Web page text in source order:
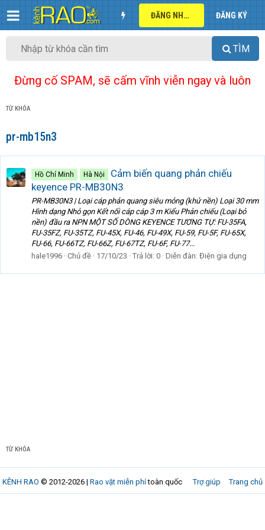
ĐĂNG NHẬP ĐĂNG KÝ
TÌM
Đừng cố SPAM, sẽ cấm vĩnh viễn ngay và luôn
TỪ KHÓA
pr-mb15n3
Hồ Chí Minh Hà Nội
Cảm biến quang phản chiếu
keyence PR-MB30N3
PR-MB30N3 | Loại cáp phản quang siêu mỏng (khử nền) Loại 30 mm
Hình dạng Nhỏ gọn Kết nối cáp cáp 3 m Kiểu Phản chiếu (Loại bỏ
nền) đầu ra NPN MỘT SỐ DÒNG KEYENCE TƯƠNG TỰ: FU-35FA,
FU-35FZ, FU-35TZ, FU-45X, FU-46, FU-49X, FU-59, FU-5F, FU-65X,
FU-66, FU-66TZ, FU-66Z, FU-67TZ, FU-6F, FU-77...
hale1996 Chủ đề 17/10/23 Trả lời: 0 Diễn đàn: Điện gia dụng
TỪ KHÓA
Trợ giúp Trang chủ
KÊNH RAO © 2012-2026 | Rao vặt miễn phítoàn quốc